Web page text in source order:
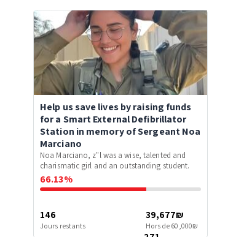
Help us save lives by raising funds
for a Smart External Defibrillator
Station in memory of Sergeant Noa
Marciano
Noa Marciano, z"l was a wise, talented and
charismatic girl and an outstanding student.
66.13%
39,677₪
Hors de 60,000₪
146
Jours restants